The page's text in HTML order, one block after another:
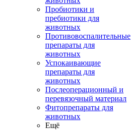
Пробиотики и
пребиотики для
животных
Противовоспалительные
препараты для
животных
Успокаивающие
препараты для
животных
Послеоперационный и
перевязочный материал
Фитопрепараты для
животных
Ещё